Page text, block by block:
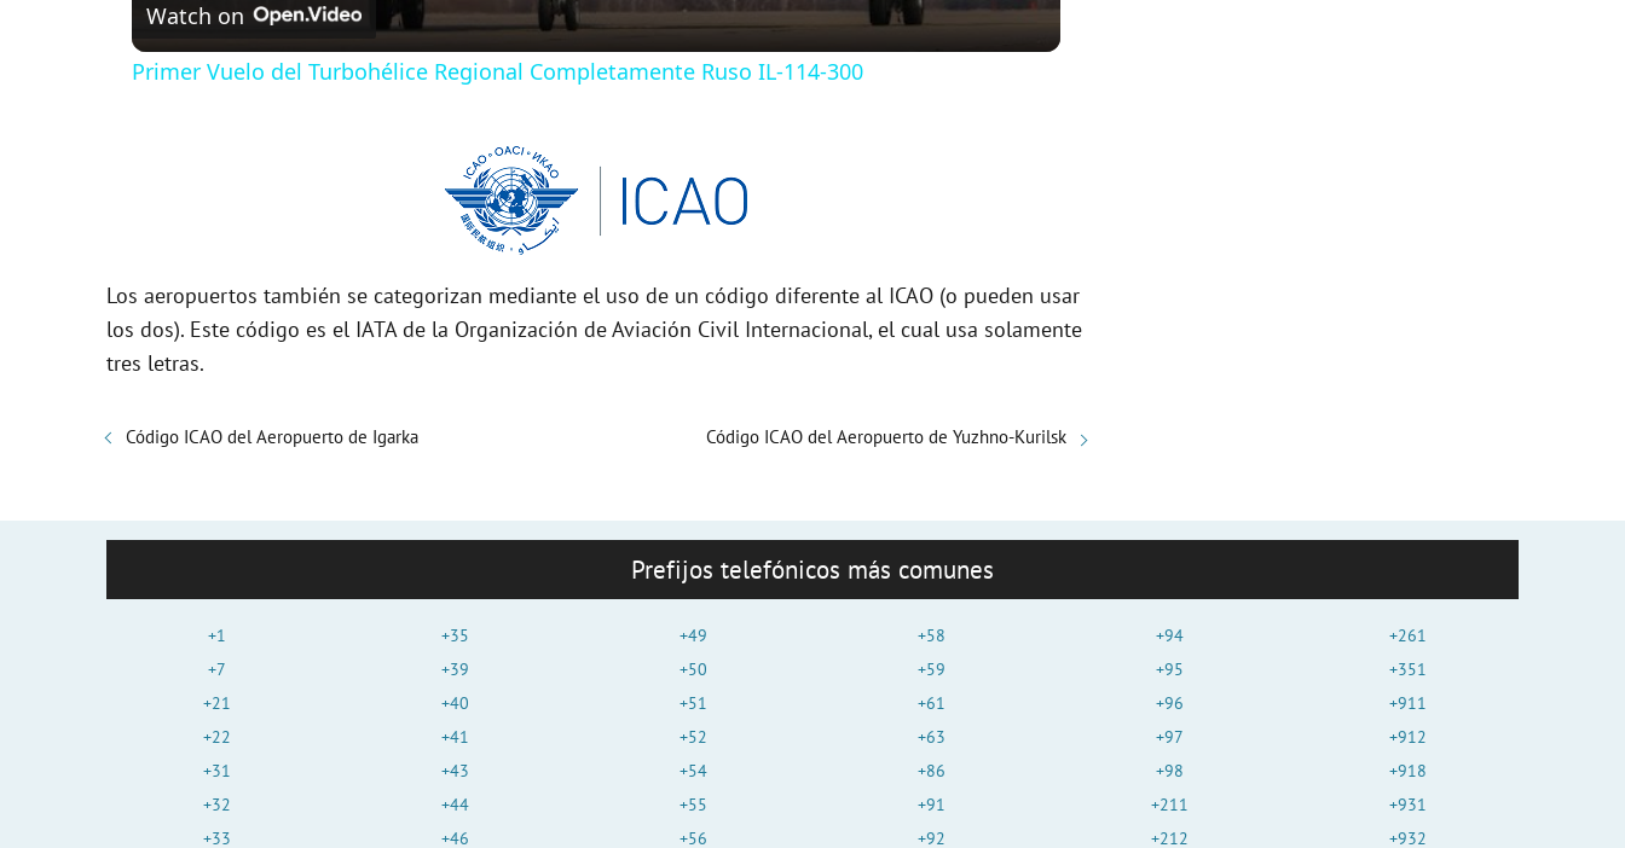
y
e
Watch on
Primer Vuelo del Turbohélice Regional Completamente Ruso IL-114-300
Los aeropuertos también se categorizan mediante el uso de un código diferente al ICAO (o pueden usar
los dos). Este código es el IATA de la Organización de Aviación Civil Internacional, el cual usa solamente
tres letras.
Código ICAO del Aeropuerto de Igarka Código ICAO del Aeropuerto de Yuzhno-Kurilsk
Prefijos telefónicos más comunes
+1
+7
+21
+22
+31
+32
+33
+35
+39
+40
+41
+43
+44
+46
+49
+50
+51
+52
+54
+55
+56
+58
+59
+61
+63
+86
+91
+92
+94
+95
+96
+97
+98
+211
+212
+261
+351
+911
+912
+918
+931
+932